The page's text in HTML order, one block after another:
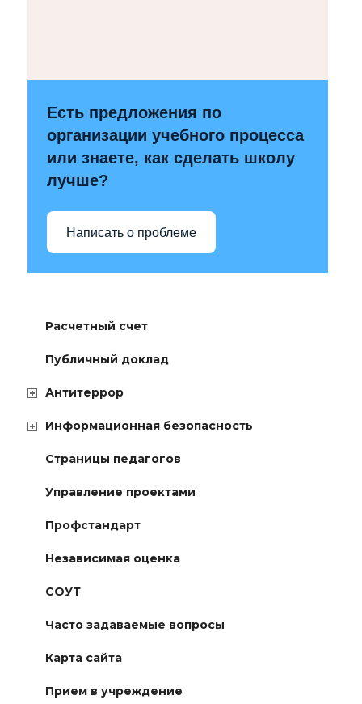
Есть предложения по
организации учебного процесса
или знаете, как сделать школу
лучше?
Написать о проблеме
Расчетный счет
Публичный доклад
Антитеррор
Информационная безопасность
Страницы педагогов
Управление проектами
Профстандарт
Независимая оценка
СОУТ
Часто задаваемые вопросы
Карта сайта
Прием в учреждение